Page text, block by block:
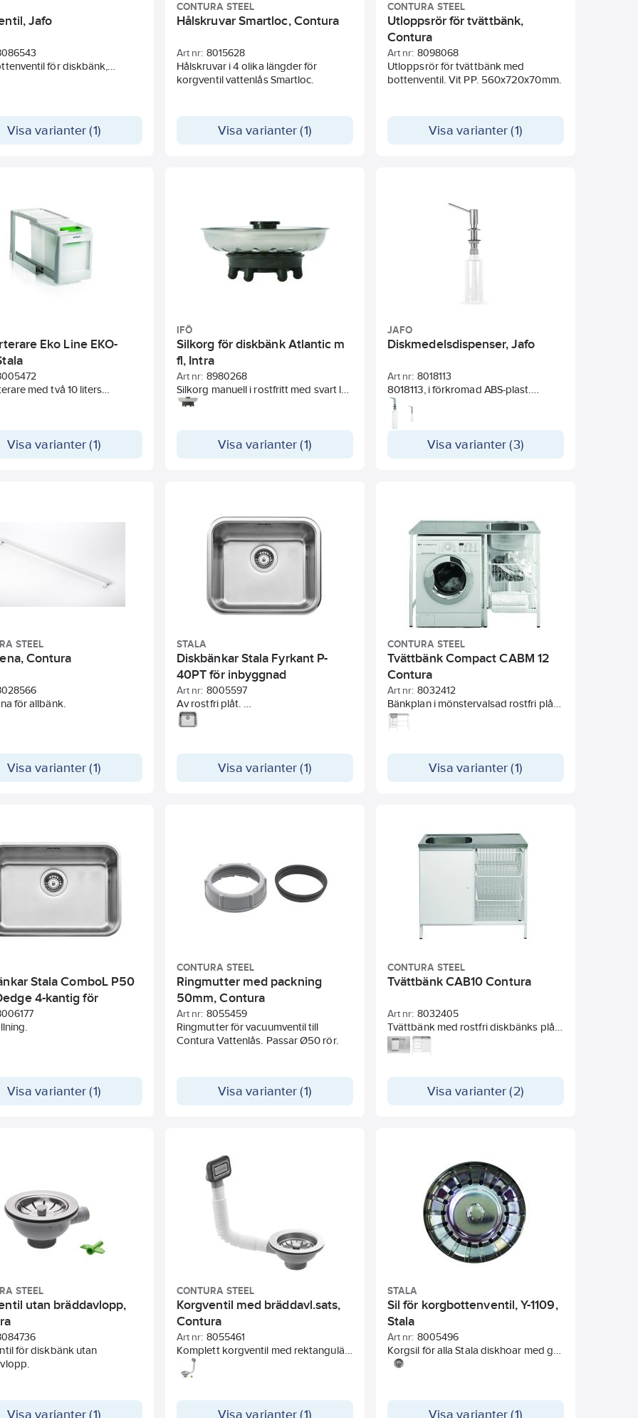
Jafo
för diskbänk,
m m. Anslutning nertill: G
Skruva fast silen,
igenom ventilen
och undvik att matrester
i silen. Lyft ur korgsilen om
och töm efter behov.
Visa varianter (1)
CONTURA STEEL
Hålskruvar Smartloc, Contura
Art nr: 8015628
Hålskruvar i 4 olika längder för
korgventil vattenlås Smartloc.
Visa varianter (1)
CONTURA STEEL
Utloppsrör för tvättbänk,
Contura
Art nr: 8098068
Utloppsrör för tvättbänk med
bottenventil. Vit PP. 560x720x70mm.
Visa varianter (1)
Eko Line EKO-
med två 10 liters
Kärl för problemavfall.
Visa varianter (1)
IFÖ
Silkorg för diskbänk Atlantic m
fl, Intra
Art nr: 8980268
Silkorg manuell i rostfritt med svart lyft
knopp i plast. 6 alt. 8 st nabbar i
Visa varianter (1)
JAFO
Diskmedelsdispenser, Jafo
Art nr: 8018113
8018113, i förkromad ABS-plast.
Minimal/maximal håltagning i bänk 22
- 35 mm. Rymmer 0,5 liter diskmedel
eller tvål.
8018126, i förkromad mässing.
Visa varianter (3)
STEEL
Contura
för allbänk.
Visa varianter (1)
STALA
Diskbänkar Stala Fyrkant P-
40PT för inbyggnad
Art nr: 8005597
Av rostfri plåt.
Djup 190 mm.
L=450 x B=390 mm.
Visa varianter (1)
CONTURA STEEL
Tvättbänk Compact CABM 12
Contura
Art nr: 8032412
Bänkplan i mönstervalsad rostfri plåt,
levereras omonterad i kartong,
vändbar. Med utrymme för
och montera.Visa varianter (1)
Stala ComboL P50
4-kantig för
Visa varianter (1)
CONTURA STEEL
Ringmutter med packning
50mm, Contura
Art nr: 8055459
Ringmutter för vacuumventil till
Contura Vattenlås. Passar Ø50 rör.
Visa varianter (1)
CONTURA STEEL
Tvättbänk CAB10 Contura
Art nr: 8032405
Tvättbänk med rostfri diskbänks plåt,
med låsbart barnsäkert
förvaringsskåp och tre plastbelagda
Visa varianter (2)
STEEL
utan bräddavlopp,
för diskbänk utan
Visa varianter (1)
CONTURA STEEL
Korgventil med bräddavl.sats,
Contura
Art nr: 8055461
Komplett korgventil med rektangulärt
bräddavlopp för hål 48×25 mm.
Passar Contura Sharp disklådor.
Visa varianter (1)
STALA
Sil för korgbottenventil, Y-1109,
Stala
Art nr: 8005496
Korgsil för alla Stala diskhoar med grå
Prevex sifon utan uppfällbar ventil.
Visa varianter (1)